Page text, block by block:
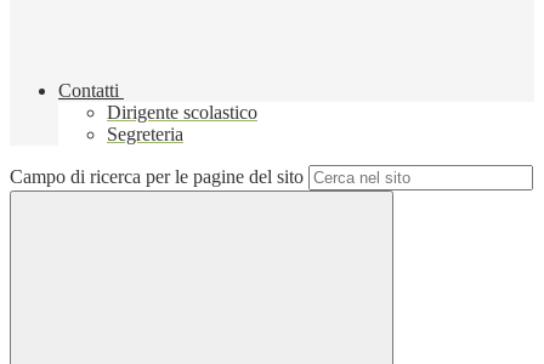
Contatti
Dirigente scolastico
Segreteria
Campo di ricerca per le pagine del sito